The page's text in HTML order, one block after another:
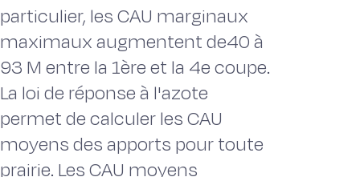
particulier, les CAU marginaux
maximaux augmentent de40 à
93 M entre la 1ère et la 4e coupe.
La loi de réponse à l'azote
permet de calculer les CAU
moyens des apports pour toute
prairie. Les CAU moyens